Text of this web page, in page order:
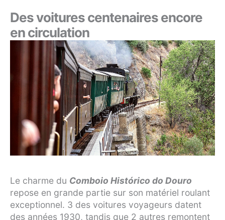
Des voitures centenaires encore
en circulation
Le charme du Comboio Histórico do Douro
repose en grande partie sur son matériel roulant
exceptionnel. 3 des voitures voyageurs datent
des années 1930, tandis que 2 autres remontent